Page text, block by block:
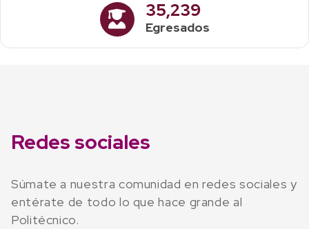
35,239
Egresados
Redes sociales
Súmate a nuestra comunidad en redes sociales y
entérate de todo lo que hace grande al
Politécnico.